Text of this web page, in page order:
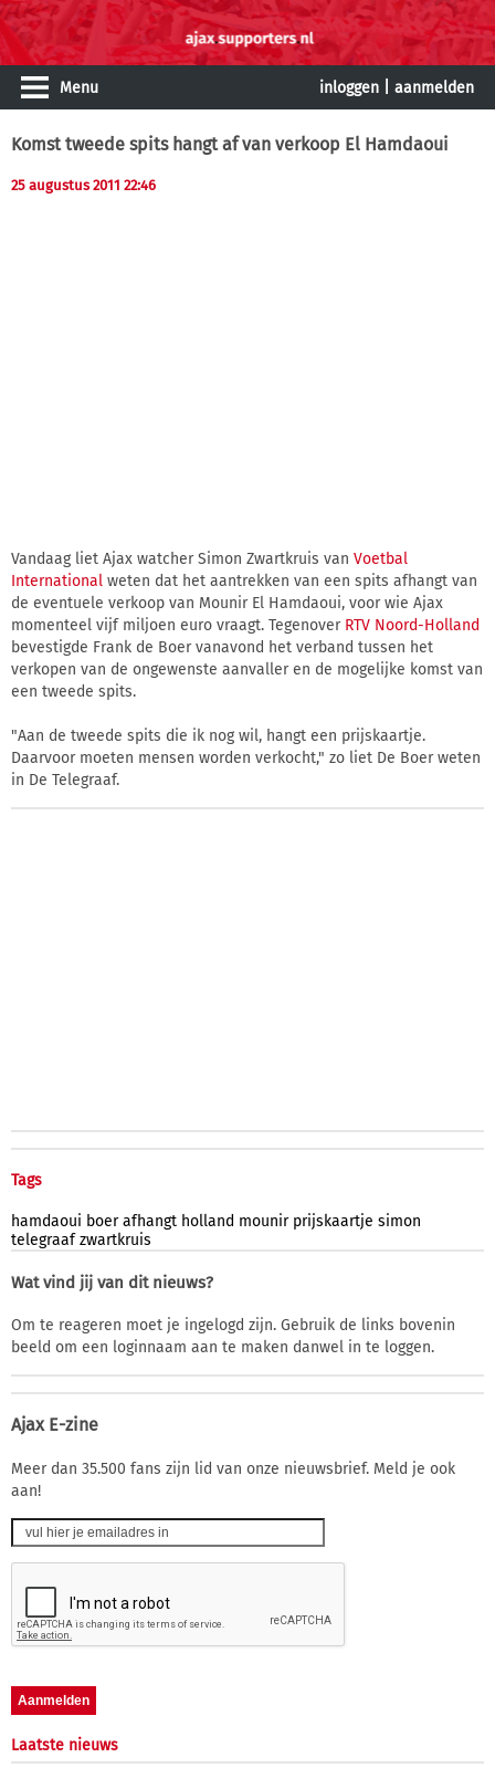
Menu inloggen aanmelden
Komst tweede spits hangt af van verkoop El Hamdaoui
25 augustus 2011 22:46
Vandaag liet Ajax watcher Simon Zwartkruis van Voetbal
International weten dat het aantrekken van een spits afhangt van
de eventuele verkoop van Mounir El Hamdaoui, voor wie Ajax
momenteel vijf miljoen euro vraagt. Tegenover RTV Noord-Holland
bevestigde Frank de Boer vanavond het verband tussen het
verkopen van de ongewenste aanvaller en de mogelijke komst van
een tweede spits.
"Aan de tweede spits die ik nog wil, hangt een prijskaartje.
Daarvoor moeten mensen worden verkocht," zo liet De Boer weten
in De Telegraaf.
Tags
hamdaoui boer afhangt holland mounir prijskaartje simon
telegraaf zwartkruis
Wat vind jij van dit nieuws?
Om te reageren moet je ingelogd zijn. Gebruik de links bovenin
beeld om een loginnaam aan te maken danwel in te loggen.
Ajax E-zine
Meer dan 35.500 fans zijn lid van onze nieuwsbrief. Meld je ook
aan!
Laatste nieuws